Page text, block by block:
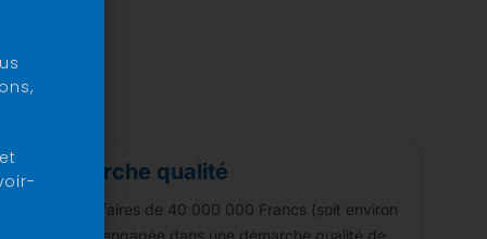
démarche qualité
chiffre d'affaires de 40 000 000 Francs (soit environ
TP s'est engagée dans une démarche qualité de